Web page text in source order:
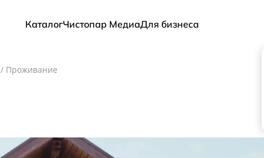
КаталогЧистопар МедиаДля бизнеса
/ Проживание